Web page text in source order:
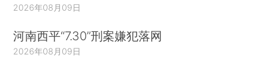
2026年08月09日
河南西平“7.30”刑案嫌犯落网
2026年08月09日